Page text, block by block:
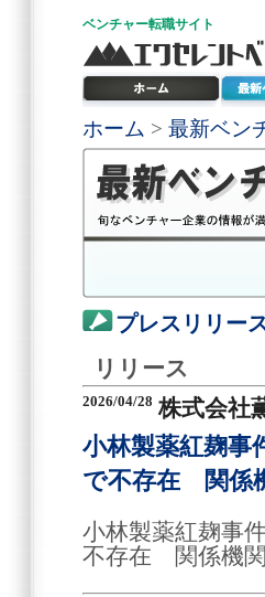
ベンチャー転職サイト
ホーム > 最新ベン
プレスリリー
リリース
2026/04/28 株式会社
小林製薬紅麹
で不存在 関係
小林製薬紅麹事
不存在 関係機